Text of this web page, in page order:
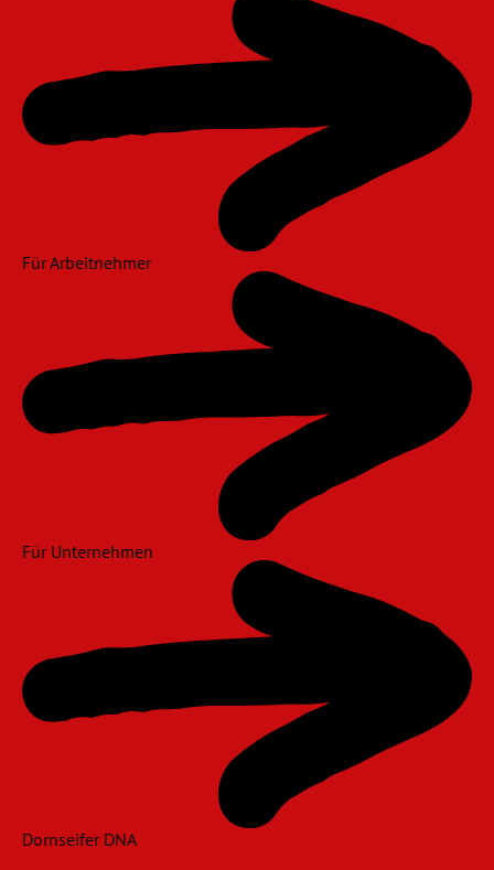
Für Arbeitnehmer
Für Unternehmen
Dornseifer DNA